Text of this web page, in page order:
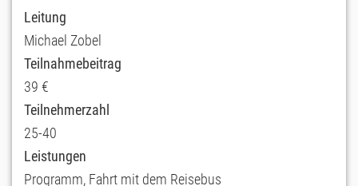
Leitung
Michael Zobel
Teilnahmebeitrag
39 €
Teilnehmerzahl
25-40
Leistungen
Programm, Fahrt mit dem Reisebus